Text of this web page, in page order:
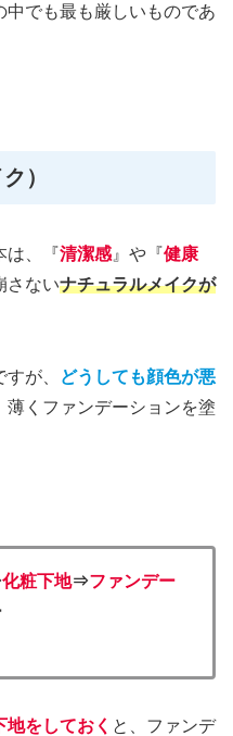
でも最も厳しいものであ
）
は、『清潔感 』や『健康
さないナチュラルメイクが
が、
どうしても顔色が悪
薄くファンデーションを塗
化粧下地⇒ファンデー
をしておく と、ファンデ